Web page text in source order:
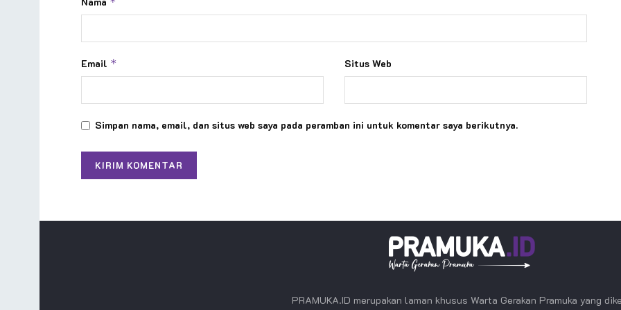
Email * Situs Web
Simpan nama, email, dan situs web saya pada peramban ini untuk komentar saya berikutnya.
PRAMUKA.ID merupakan laman khusus Warta Gerakan Pramuka yang